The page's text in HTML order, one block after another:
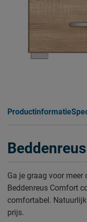
Productinformatie
Ga je graag voor meer
Beddenreus Comfort
comfortabel.
prijs.